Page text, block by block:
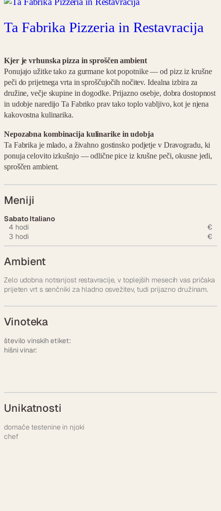
Ta Fabrika Pizzeria in Restavracija
Kjer je vrhunska pizza in sproščen ambient
Ponujajo užitke tako za gurmane kot popotnike — od pizz iz krušne
peči do prijetnega vrta in sproščujočih nočitev. Idealna izbira za
družine, večje skupine in dogodke. Prijazno osebje, dobra dostopnost
in udobje naredijo Ta Fabriko prav tako toplo vabljivo, kot je njena
kakovostna kulinarika.
Nepozabna kombinacija kulinarike in udobja
Ta Fabrika je mlado, a živahno gostinsko podjetje v Dravogradu, ki
ponuja celovito izkušnjo — odlične pice iz krušne peči, okusne jedi,
sproščen ambient.
Meniji
Sabato Italiano
4 hodi
3 hodi
€
€
Ambient
Zelo udobna notranjost restavracije, v toplejših mesecih vas pričaka
prijeten vrt s senčniki za hladno osvežitev, tudi prijazno družinam.
Vinoteka
število vinskih etiket:
hišni vinar:
Unikatnosti
domače testenine in njoki
chef